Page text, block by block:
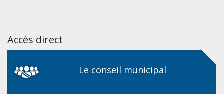
Accès direct
Le conseil municipal